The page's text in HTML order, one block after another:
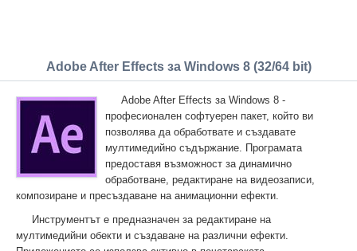
Adobe After Effects за Windows 8 (32/64 bit)
Adobe After Effects за Windows 8 -
професионален софтуерен пакет, който ви
позволява да обработвате и създавате
мултимедийно съдържание. Програмата
предоставя възможност за динамично
обработване, редактиране на видеозаписи,
композиране и пресъздаване на анимационни ефекти.
Инструментът е предназначен за редактиране на
мултимедийни обекти и създаване на различни ефекти.